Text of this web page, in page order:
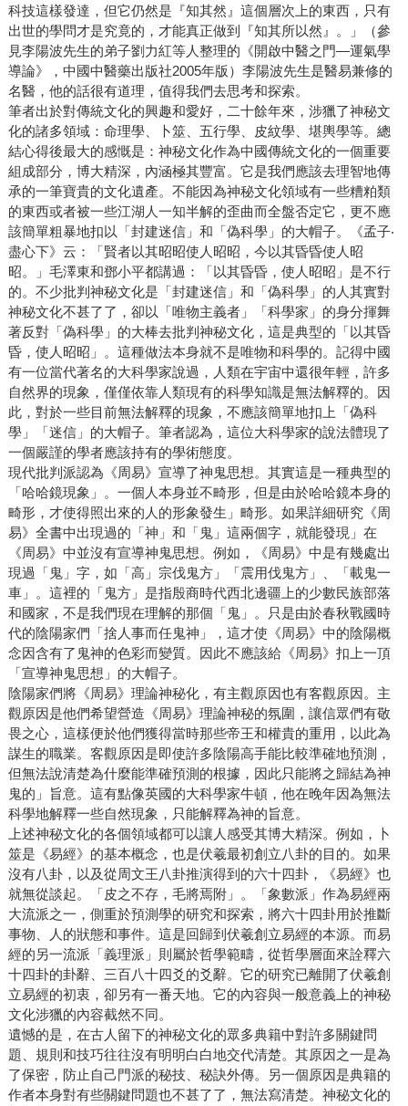
科技這樣發達，但它仍然是『知其然』這個層次上的東西，只有
出世的學問才是究竟的，才能真正做到『知其所以然』。」（參
見李陽波先生的弟子劉力紅等人整理的《開啟中醫之門—運氣學
導論》，中國中醫藥出版社2005年版）李陽波先生是醫易兼修的
名醫，他的話很有道理，值得我們去思考和探索。
筆者出於對傳統文化的興趣和愛好，二十餘年來，涉獵了神秘文
化的諸多領域：命理學、卜筮、五行學、皮紋學、堪輿學等。總
結心得後最大的感慨是：神秘文化作為中國傳統文化的一個重要
組成部分，博大精深，內涵極其豐富。它是我們應該去理智地傳
承的一筆寶貴的文化遺產。不能因為神秘文化領域有一些糟粕類
的東西或者被一些江湖人一知半解的歪曲而全盤否定它，更不應
該簡單粗暴地扣以「封建迷信」和「偽科學」的大帽子。《孟子‧
盡心下》云：「賢者以其昭昭使人昭昭，今以其昏昏使人昭
昭。」毛澤東和鄧小平都講過：「以其昏昏，使人昭昭」是不行
的。不少批判神秘文化是「封建迷信」和「偽科學」的人其實對
神秘文化不甚了了，卻以「唯物主義者」「科學家」的身分揮舞
著反對「偽科學」的大棒去批判神秘文化，這是典型的「以其昏
昏，使人昭昭」。這種做法本身就不是唯物和科學的。記得中國
有一位當代著名的大科學家說過，人類在宇宙中還很年輕，許多
自然界的現象，僅僅依靠人類現有的科學知識是無法解釋的。因
此，對於一些目前無法解釋的現象，不應該簡單地扣上「偽科
學」「迷信」的大帽子。筆者認為，這位大科學家的說法體現了
一個嚴謹的學者應該持有的學術態度。
現代批判派認為《周易》宣導了神鬼思想。其實這是一種典型的
「哈哈鏡現象」。一個人本身並不畸形，但是由於哈哈鏡本身的
畸形，才使得照出來的人的形象發生」畸形。如果詳細研究《周
易》全書中出現過的「神」和「鬼」這兩個字，就能發現」在
《周易》中並沒有宣導神鬼思想。例如，《周易》中是有幾處出
現過「鬼」字，如「高」宗伐鬼方」「震用伐鬼方」、「載鬼一
車」。這裡的「鬼方」是指殷商時代西北邊疆上的少數民族部落
和國家，不是我們現在理解的那個「鬼」。只是由於春秋戰國時
代的陰陽家們「捨人事而任鬼神」，這才使《周易》中的陰陽概
念因含有了鬼神的色彩而變質。因此不應該給《周易》扣上一頂
「宣導神鬼思想」的大帽子。
陰陽家們將《周易》理論神秘化，有主觀原因也有客觀原因。主
觀原因是他們希望營造《周易》理論神秘的氛圍，讓信眾們有敬
畏之心，這樣便於他們獲得當時那些帝王和權貴的重用，以此為
謀生的職業。客觀原因是即使許多陰陽高手能比較準確地預測，
但無法說清楚為什麼能準確預測的根據，因此只能將之歸結為神
鬼的」旨意。這有點像英國的大科學家牛頓，他在晚年因為無法
科學地解釋一些自然現象，只能解釋為神的旨意。
上述神秘文化的各個領域都可以讓人感受其博大精深。例如，卜
筮是《易經》的基本概念，也是伏羲最初創立八卦的目的。如果
沒有八卦，以及從周文王八卦推演得到的六十四卦，《易經》也
就無從談起。「皮之不存，毛將焉附」。「象數派」作為易經兩
大流派之一，側重於預測學的研究和探索，將六十四卦用於推斷
事物、人的狀態和事件。這是回歸到伏羲創立易經的本源。而易
經的另一流派「義理派」則屬於哲學範疇，從哲學層面來詮釋六
十四卦的卦辭、三百八十四爻的爻辭。它的研究已離開了伏羲創
立易經的初衷，卻另有一番天地。它的內容與一般意義上的神秘
文化涉獵的內容截然不同。
遺憾的是，在古人留下的神秘文化的眾多典籍中對許多關鍵問
題、規則和技巧往往沒有明明白白地交代清楚。其原因之一是為
了保密，防止自己門派的秘技、秘訣外傳。另一個原因是典籍的
作者本身對有些關鍵問題也不甚了了，無法寫清楚。神秘文化的